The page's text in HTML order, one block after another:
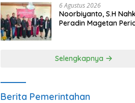
6 Agustus 2026
Noorbiyanto, S.H
Peradin Magetan
Selengkapnya
Berita Pemerintahan